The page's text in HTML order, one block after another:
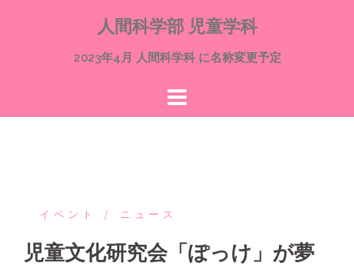
人間科学部 児童学科
2023年4月 人間科学科 に名称変更予定
イベント ニュース
児童文化研究会「ぽっけ」が夢